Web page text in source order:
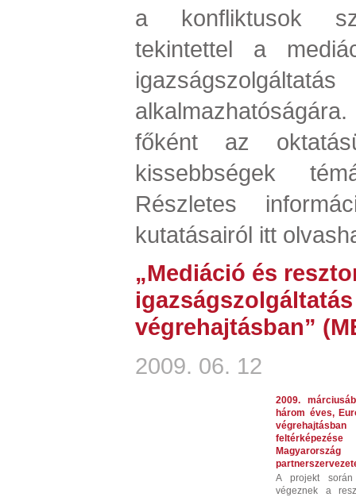
a konfliktusok
tekintettel a
főként az
kissebbségek
Részletes
kutatásairól itt
„Mediáció és
végrehajtásban”
2009. 06. 12
2009.
három éves,
A projekt során
végeznek a